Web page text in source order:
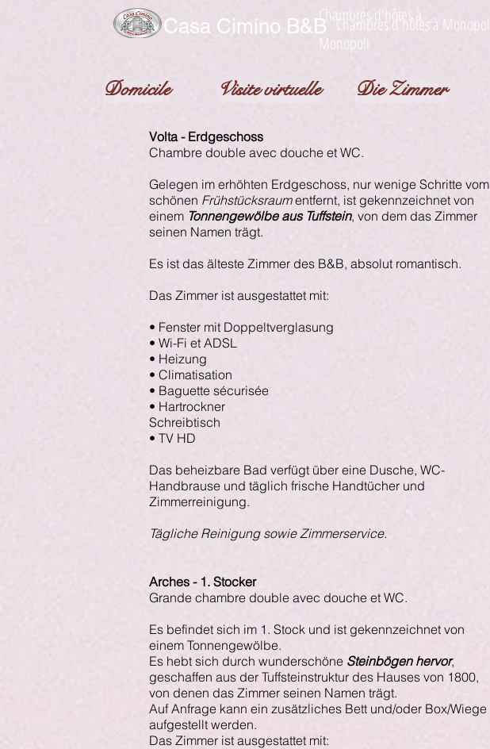
Casa Cimino B&B Chambres d'hôtes à Monopoli
Chambres d'hôtes à
Monopoli
Domicile Visite virtuelle Die Zimmer
Volta - Erdgeschoss
Chambre double avec douche et WC.
Gelegen im erhöhten Erdgeschoss, nur wenige Schritte vom
schönen Frühstücksraumentfernt, ist gekennzeichnet von
einem Tonnengewölbe aus Tuffstein, von dem das Zimmer
seinen Namen trägt.
Es ist das älteste Zimmer des B&B, absolut romantisch.
Das Zimmer ist ausgestattet mit:
• Fenster mit Doppeltverglasung
• Wi-Fi et ADSL
• Heizung
• Climatisation
• Baguette sécurisée
• Hartrockner
Schreibtisch
• TV HD
Das beheizbare Bad verfügt über eine Dusche, WC-
Handbrause und täglich frische Handtücher und
Zimmerreinigung.
Tägliche Reinigung sowie Zimmerservice.
Arches - 1. Stocker
Grande chambre double avec douche et WC.
Es befindet sich im 1. Stock und ist gekennzeichnet von
einem Tonnengewölbe.
Es hebt sich durch wunderschöne Steinbögen hervor,
geschaffen aus der Tuffsteinstruktur des Hauses von 1800,
von denen das Zimmer seinen Namen trägt.
Auf Anfrage kann ein zusätzliches Bett und/oder Box/Wiege
aufgestellt werden.
Das Zimmer ist ausgestattet mit: